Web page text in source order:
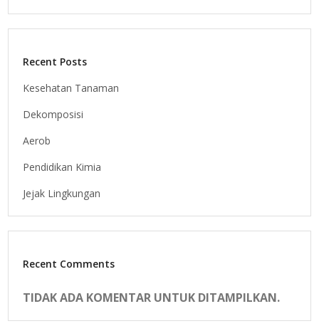
Recent Posts
Kesehatan Tanaman
Dekomposisi
Aerob
Pendidikan Kimia
Jejak Lingkungan
Recent Comments
TIDAK ADA KOMENTAR UNTUK DITAMPILKAN.